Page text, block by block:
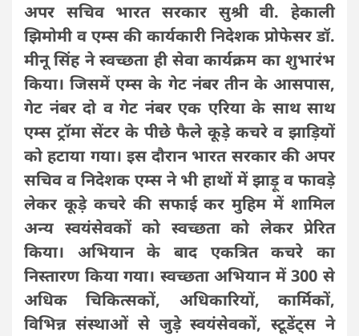
अपर सचिव भारत सरकार सुश्री वी. हेकाली
झिमोमी व एम्स की कार्यकारी निदेशक प्रोफेसर डॉ.
मीनू सिंह ने स्वच्छता ही सेवा कार्यक्रम का शुभारंभ
किया। जिसमें एम्स के गेट नंबर तीन के आसपास,
गेट नंबर दो व गेट नंबर एक एरिया के साथ साथ
एम्स ट्रॉमा सेंटर के पीछे फैले कूड़े कचरे व झाड़ियों
को हटाया गया। इस दौरान भारत सरकार की अपर
सचिव व निदेशक एम्स ने भी हाथों में झाड़ू व फावड़े
लेकर कूड़े कचरे की सफाई कर मुहिम में शामिल
अन्य स्वयंसेवकों को स्वच्छता को लेकर प्रेरित
किया। अभियान के बाद एकत्रित कचरे का
निस्तारण किया गया। स्वच्छता अभियान में 300 से
अधिक चिकित्सकों, अधिकारियों, कार्मिकों,
विभिन्न संस्थाओं से जुड़े स्वयंसेवकों, स्टूडेंट्स ने